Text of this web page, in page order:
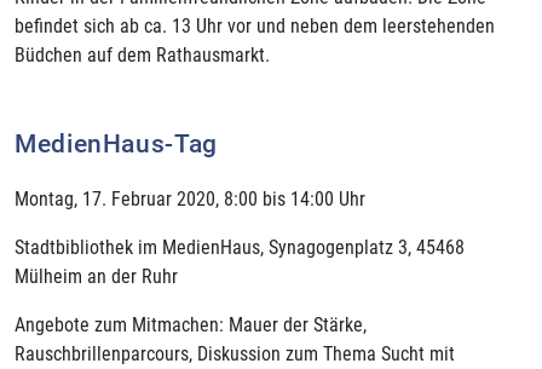
befindet sich ab ca. 13 Uhr vor und neben dem leerstehenden
Büdchen auf dem Rathausmarkt.
MedienHaus-Tag
Montag, 17. Februar 2020, 8:00 bis 14:00 Uhr
Stadtbibliothek im MedienHaus, Synagogenplatz 3, 45468
Mülheim an der Ruhr
Angebote zum Mitmachen: Mauer der Stärke,
Rauschbrillenparcours, Diskussion zum Thema Sucht mit